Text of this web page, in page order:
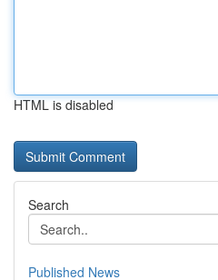
HTML is disabled
Search
Published News